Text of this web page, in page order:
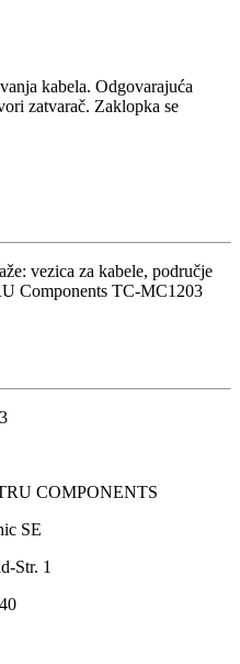
kabela. Odgovarajuća
zatvarač. Zaklopka se
vezica za kabele, područje
Components TC-MC1203
COMPONENTS
SE
Str. 1